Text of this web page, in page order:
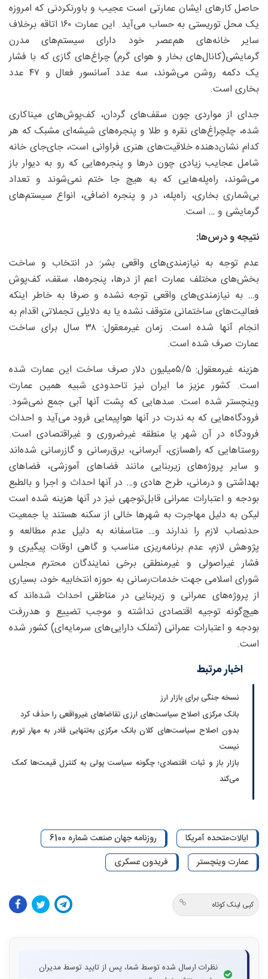
حاصل کارهای ایشان عمارتی است عجیب و باورنکردنی که امروزه
یک محل توریستی به حساب می‌آید. این عمارت ۱۶۰ اتاقه برخلاف
سایر خانه‌های هم‌عصر خود دارای سیستم‌های مدرن
گرمایشی(کانال‌‌های بخار و هوای گرم) چراغ‌های گازی که با فشار
یک دکمه روشن می‌شوند، سه عدد آسانسور فعال و ۴۷ عدد
بخاری است.
جدای از مواردی چون سقف‌های گردان، کف‌پوش‌های میناکاری
شده، چلچراغ‌‌های نقره و طلا و پنجره‌های شیشه‌ای مشبک که هر
کدام نشان‌دهنده خلاقیت‌های هنری فراوانی است، جای‌جای خانه
شامل عجایب زیادی چون درها و پنجره‌هایی که رو به دیوار باز
می‌شوند، راه‌پله‌هایی که به هیچ جا ختم نمی‌شوند و تعداد
بی‌شماری بخاری، راه‌پله، در و پنجره اضافی، انواع سیستم‌های
گرمایشی و … است.
نتیجه و درس‌ها:
عدم توجه به نیازمندی‌های واقعی بشر: در انتخاب و ساخت
بخش‌‌های مختلف عمارت اعم از درها، پنجره‌ها، سقف، کف‌پوش
و… به نیازمندی‌های واقعی توجه نشده و صرفا به خاطر اینکه
فعالیت‌های ساختمانی متوقف نشده یا به دلایلی تجملاتی اقدام به
انجام آنها شده است. زمان غیرمعقول: ۳۸ سال برای ساخت
عمارت صرف شده است.
هزینه غیرمعقول: ۵/‏۵‌میلیون دلار صرف ساخت این عمارت شده
است. کشور عزیز ما ایران نیز تاحدودی شبیه همین عمارت
وینچستر شده است. سدهایی که پشت آنها آبی جمع نمی‌شود.
فرودگاه‌هایی که به ندرت در آنها هواپیمایی فرود می‌آید و احداث
فرودگاه در آن شهر یا منطقه غیرضروری و غیراقتصادی است.
روستاهایی که راهسازی، آبرسانی، برق‌رسانی و گازرسانی شده‌اند
و سایر پروژه‌های زیربنایی مانند فضاهای آموزشی، فضاهای
بهداشتی و درمانی، طرح‌ هادی و… در آنها احداث و اجرا و بالطبع
بودجه و اعتبارات عمرانی قابل‌توجهی نیز در آنها هزینه شده است
لیکن به دلیل مهاجرت به شهرها خالی از سکنه هستند یا جمعیت
حدنصاب لازم را ندارند و… متاسفانه به دلیل عدم مطالعه و
پژوهش لازم، عدم برنامه‌ریزی مناسب و گاهی اوقات پیگیری و
فشار غیراصولی و غیرمنطقی برخی نمایندگان محترم مجلس
شورای اسلامی جهت خدمات‌رسانی به حوزه انتخابیه خود، بسیاری
از پروژه‌های عمرانی و زیربنایی در مناطقی احداث شده‌اند که
هیچ‌گونه توجیه اقتصادی نداشته و موجب تضییع و هدررفت
بودجه و اعتبارات عمرانی (تملک دارایی‌های سرمایه‌ای) کشور شده
است.
اخبار مرتبط
نسخه جنگی برای بازار ارز
بانک مرکزی اصلاح سیاست‌های ارزی تقاضاهای غیرواقعی را حذف کرد
بدون اصلاح سیاست‌های کلان بانک مرکزی به‌تنهایی قادر به مهار تورم
نیست
بازار باز و ثبات اقتصادی؛ چگونه سیاست پولی به کنترل قیمت‌ها کمک
می‌کند
ایالات‌متحده آمریکا
روزنامه جهان صنعت شماره 6100
عمارت وینچستر
فریدون عسکری
کپی لینک کوتاه
نظرات ارسال شده توسط شما، پس از تایید توسط مدیران